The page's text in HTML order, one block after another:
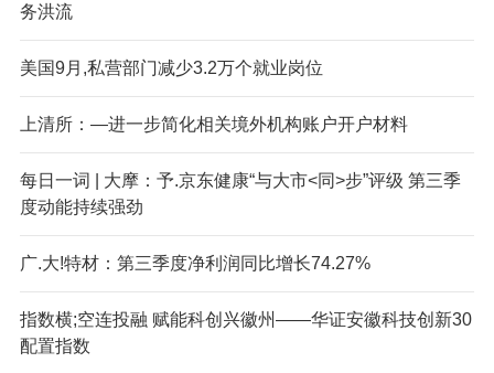
务洪流
美国9月,私营部门减少3.2万个就业岗位
上清所：—进一步简化相关境外机构账户开户材料
每日一词 | 大摩：予.京东健康“与大市<同>步”评级 第三季
度动能持续强劲
广.大!特材：第三季度净利润同比增长74.27%
指数横;空连投融 赋能科创兴徽州——华证安徽科技创新30
配置指数